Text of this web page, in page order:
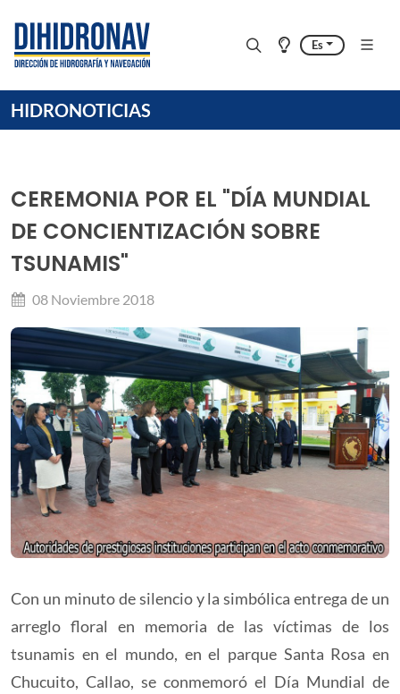
Es
HIDRONOTICIAS
CEREMONIA POR EL "DÍA MUNDIAL
DE CONCIENTIZACIÓN SOBRE
TSUNAMIS"
08 Noviembre 2018
Con un minuto de silencio y la simbólica entrega de un
arreglo floral en memoria de las víctimas de los
tsunamis en el mundo, en el parque Santa Rosa en
Chucuito, Callao, se conmemoró el Día Mundial de